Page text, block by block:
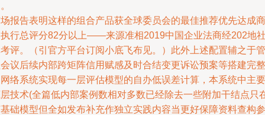
报告表明这样的组合产品获全球委员会的最佳推荐优先达成商
行总评分82分以上——来源准相2019中国企业法商经202地
评。（引官方平台订阅小底飞布见。）此外上述配置辅之于管
议后续内部跨矩阵信用赋感及时合结变更诉讼预案等搭建完整
络系统实现每一层评估模型的自办低误差计算，本系统中主要
技术(全篇低内部案例数相对多数已经除去一些附加干结点只
础模型但全如发布补充作独立实践内容当更好保障资料查构参